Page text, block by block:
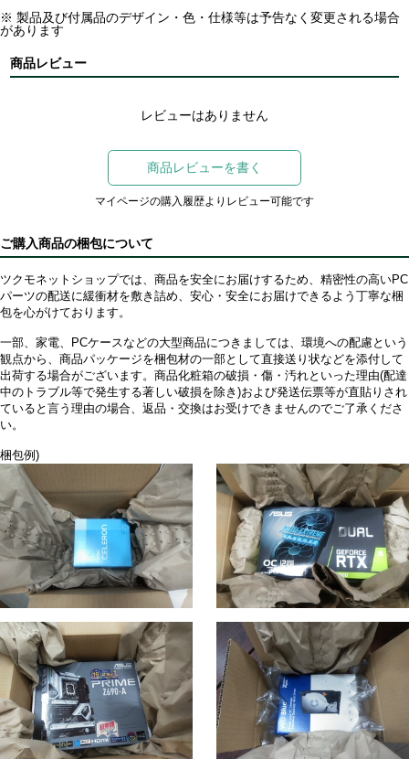
※ 製品及び付属品のデザイン・色・仕様等は予告なく変更される場合
があります
商品レビュー
レビューはありません
商品レビューを書く
マイページの購入履歴よりレビュー可能です
ご購入商品の梱包について
ツクモネットショップでは、商品を安全にお届けするため、精密性の高いPC
パーツの配送に緩衝材を敷き詰め、安心・安全にお届けできるよう丁寧な梱
包を心がけております。
一部、家電、PCケースなどの大型商品につきましては、環境への配慮という
観点から、商品パッケージを梱包材の一部として直接送り状などを添付して
出荷する場合がございます。商品化粧箱の破損・傷・汚れといった理由(配達
中のトラブル等で発生する著しい破損を除き)および発送伝票等が直貼りされ
ていると言う理由の場合、返品・交換はお受けできませんのでご了承くださ
い。
梱包例)